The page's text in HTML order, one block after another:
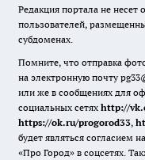
Редакция портала не несет
пользователей,
субдоменах.
Помните, что отправка
на электронную почту
или же в сообщениях для
социальных сетях http://
https://ok.ru/progorod33,
будет являться согласием
«Про Город» в соцсетях.